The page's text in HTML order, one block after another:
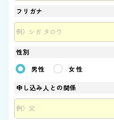
フリガナ
性別
男性
女性
申し込み人との関係